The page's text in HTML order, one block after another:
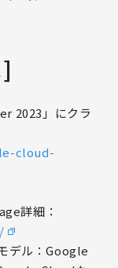
2023」にクラ
cloud-
詳細：
デル：Google